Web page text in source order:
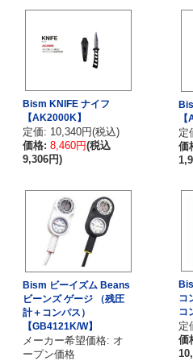
Bism KNIFE ナイフ
【AK2000K】
定価: 10,340円(税込)
価格: 8,460円(税込
9,306円)
定
価
Bism ビーイズム Beans
ビーンズ ゲージ （残圧
計＋コンパス）
【GB4121K/W】
メーカー希望価格: オ
ープン価格
コ
コ
定
価